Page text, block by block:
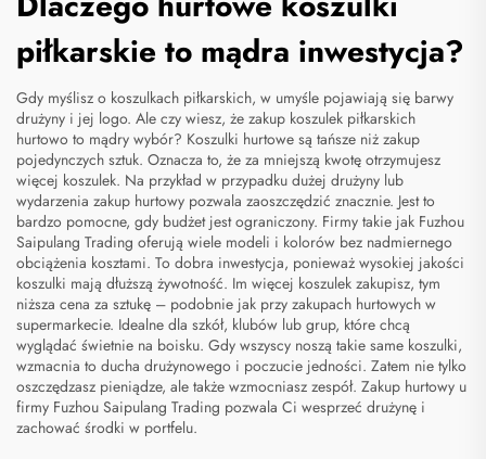
piłkarskie to mądra inwestycja?
Gdy myślisz o koszulkach piłkarskich, w umyśle pojawiają się barwy
drużyny i jej logo. Ale czy wiesz, że zakup koszulek piłkarskich
hurtowo to mądry wybór? Koszulki hurtowe są tańsze niż zakup
pojedynczych sztuk. Oznacza to, że za mniejszą kwotę otrzymujesz
więcej koszulek. Na przykład w przypadku dużej drużyny lub
wydarzenia zakup hurtowy pozwala zaoszczędzić znacznie. Jest to
bardzo pomocne, gdy budżet jest ograniczony. Firmy takie jak Fuzhou
Saipulang Trading oferują wiele modeli i kolorów bez nadmiernego
obciążenia kosztami. To dobra inwestycja, ponieważ wysokiej jakości
koszulki mają dłuższą żywotność. Im więcej koszulek zakupisz, tym
niższa cena za sztukę – podobnie jak przy zakupach hurtowych w
supermarkecie. Idealne dla szkół, klubów lub grup, które chcą
wyglądać świetnie na boisku. Gdy wszyscy noszą takie same koszulki,
wzmacnia to ducha drużynowego i poczucie jedności. Zatem nie tylko
oszczędzasz pieniądze, ale także wzmocniasz zespół. Zakup hurtowy u
firmy Fuzhou Saipulang Trading pozwala Ci wesprzeć drużynę i
zachować środki w portfelu.